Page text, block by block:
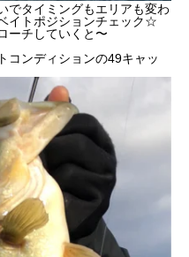
でタイミングもエリアも変わ
イトポジションチェック☆
ーチしていくと〜
コンディションの49キャッ